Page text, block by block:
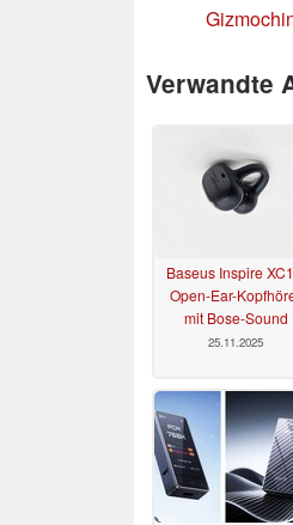
Verwandte
Baseus Inspire
Open-Ear-
mit Bose-Sound
25.11.2025